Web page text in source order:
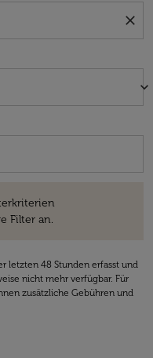
close
keyboard_arrow_down
Filter an.
letzten 48 Stunden erfasst und
nicht mehr verfügbar. Für
zusätzliche Gebühren und